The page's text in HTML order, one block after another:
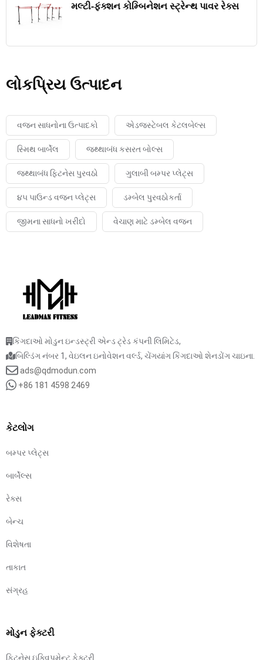
મલ્ટી-ફંક્શન કોમ્બિનેશન સ્ટ્રેન્થ પાવર રેક્સ
લોકપ્રિય ઉત્પાદન
વજન સાધનોના ઉત્પાદકો એડજસ્ટેબલ કેટલબેલ્સ
સ્મિથ બાર્બેલ જથ્થાબંધ કસરત બોલ્સ
જથ્થાબંધ ફિટનેસ પુરવઠો ગુલાબી બમ્પર પ્લેટ્સ
૪૫ પાઉન્ડ વજન પ્લેટ્સ ડમ્બેલ પુરવઠોકર્તા
જીમના સાધનો ખરીદો વેચાણ માટે ડમ્બેલ વજન
કિંગદાઓ મોડુન ઇન્ડસ્ટ્રી એન્ડ ટ્રેડ કંપની લિમિટેડ,
બિલ્ડિંગ નંબર 1, વેઇલન ઇનોવેશન વર્લ્ડ, ચેંગયાંગ કિંગદાઓ શેનડોંગ ચાઇના.
ads@qdmodun.com
+86 181 4598 2469
કેટલોગ
બમ્પર પ્લેટ્સ
બાર્બેલ્સ
રેક્સ
બેન્ચ
વિશેષતા
તાકાત
સંગ્રહ
મોડુન ફેક્ટરી
ફિટનેસ ઇક્વિપમેન્ટ ફેક્ટરી